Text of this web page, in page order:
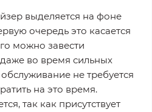
выделяется на фоне
очередь это касается
можно завести
во время сильных
не требуется
на это время.
так как присутствует